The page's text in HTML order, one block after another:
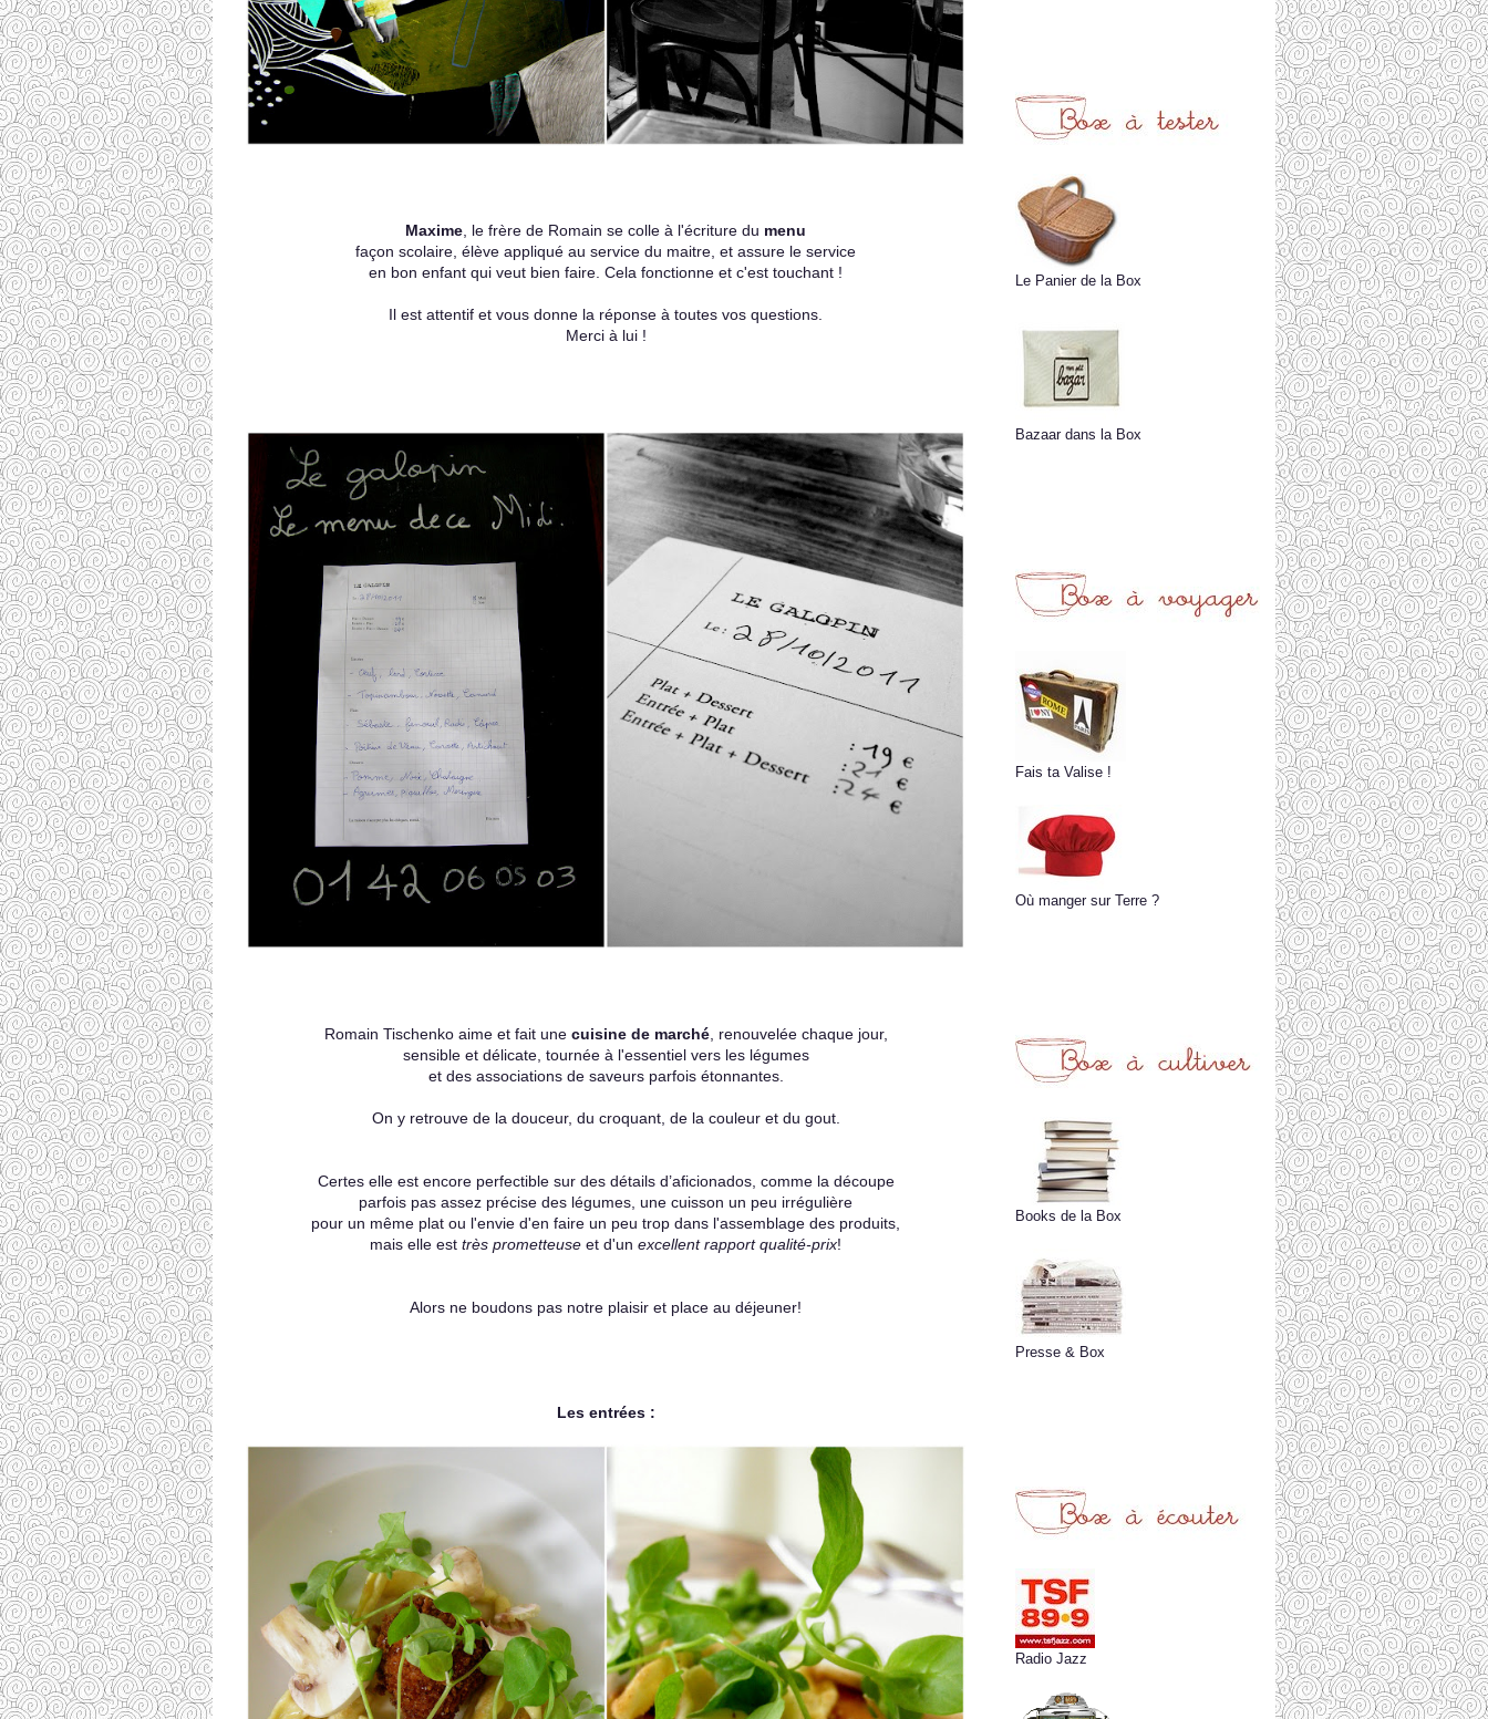
Maxime , le frère de Romain se colle à l'écriture du menu
façon scolaire, élève appliqué au service du maitre, et assure le service
en bon enfant qui veut bien faire. Cela fonctionne et c'est touchant !
Il est attentif et vous donne la réponse à toutes vos questions.
Merci à lui !
Romain Tischenko aime et fait une cuisine de marché, renouvelée chaque jour,
sensible et délicate, tournée à l'essentiel vers les légumes
et des associations de saveurs parfois étonnantes.
On y retrouve de la douceur, du croquant, de la couleur et du gout.
Certes elle est encore perfectible sur des détails d’aficionados, comme la découpe
parfois pas assez précise des légumes, une cuisson un peu irrégulière
pour un même plat ou l'envie d'en faire un peu trop dans l'assemblage des produits,
mais elle est très prometteuse et d'un excellent rapport qualité-prix!
Alors ne boudons pas notre plaisir et place au déjeuner!
Les entrées :
Le Panier de la Box
Bazaar dans la Box
Fais ta Valise !
Où manger sur Terre ?
Books de la Box
Presse & Box
Radio Jazz